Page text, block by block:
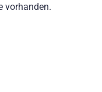
vorhanden.